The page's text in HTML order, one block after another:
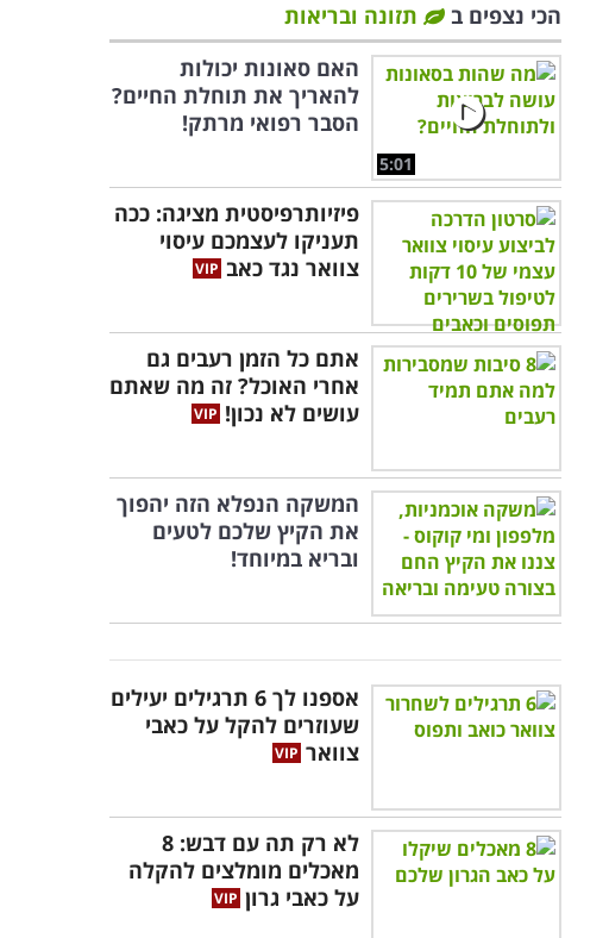
הכי נצפים ב תזונה ובריאות
5:01
האם סאונות יכולות
להאריך את תוחלת החיים?
הסבר רפואי מרתק!
פיזיותרפיסטית מציגה: ככה
תעניקו לעצמכם עיסוי
צוואר נגד כאב
אתם כל הזמן רעבים גם
אחרי האוכל? זה מה שאתם
עושים לא נכון!
המשקה הנפלא הזה יהפוך
את הקיץ שלכם לטעים
ובריא במיוחד!
אספנו לך 6 תרגילים יעילים
שעוזרים להקל על כאבי
צוואר
לא רק תה עם דבש: 8
מאכלים מומלצים להקלה
על כאבי גרון